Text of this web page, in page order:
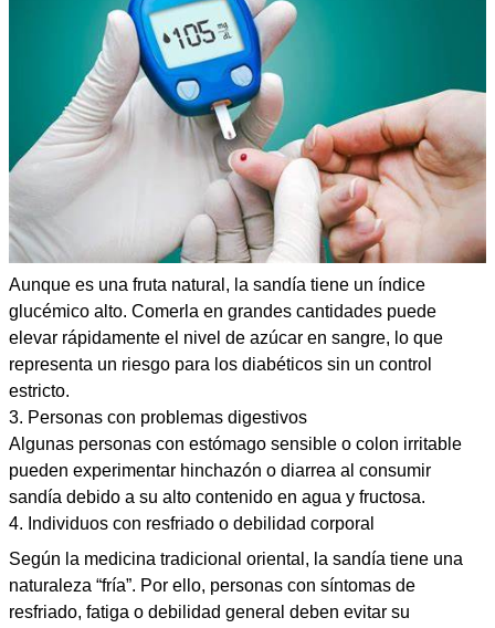
Aunque es una fruta natural, la sandía tiene un índice
glucémico alto. Comerla en grandes cantidades puede
elevar rápidamente el nivel de azúcar en sangre, lo que
representa un riesgo para los diabéticos sin un control
estricto.
3. Personas con problemas digestivos
Algunas personas con estómago sensible o colon irritable
pueden experimentar hinchazón o diarrea al consumir
sandía debido a su alto contenido en agua y fructosa.
4. Individuos con resfriado o debilidad corporal
Según la medicina tradicional oriental, la sandía tiene una
naturaleza “fría”. Por ello, personas con síntomas de
resfriado, fatiga o debilidad general deben evitar su